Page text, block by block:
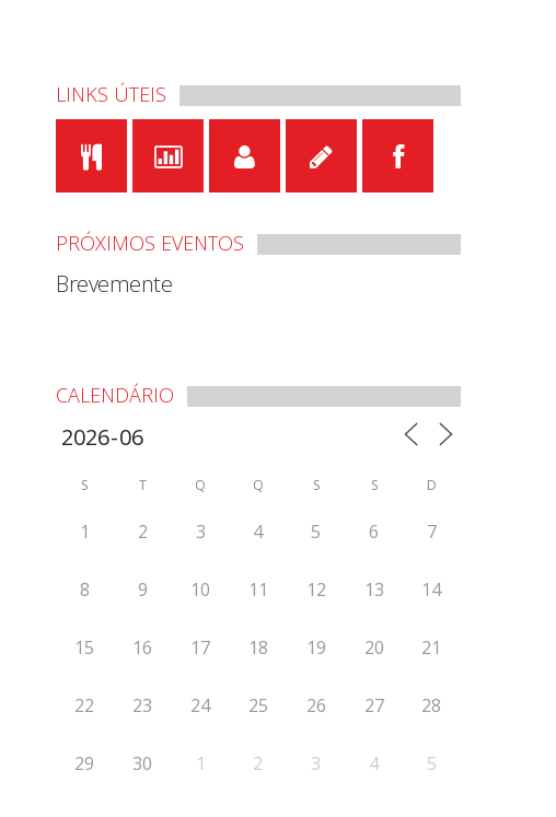
LINKS ÚTEIS
PRÓXIMOS EVENTOS
Brevemente
CALENDÁRIO
S T Q Q S S D
1 2 3 4 5 6 7
8 9 10 11 12 13 14
15 16 17 18 19 20 21
22 23 24 25 26 27 28
29 30 1 2 3 4 5